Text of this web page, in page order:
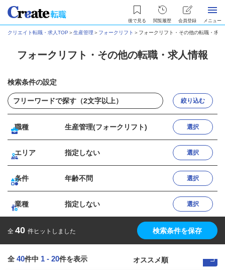
後で見る 閲覧履歴 会員登録 メニュー
クリエイト転職・求人TOP ＞生産管理 ＞ フォークリフト ＞ フォークリフト・その他の転職・求人
フォークリフト・その他の転職・求人情報
検索条件の設定
絞り込む
職種 生産管理(フォークリフト) 選択
エリア 指定しない 選択
条件 年齢不問 選択
業種 指定しない 選択
全 40 件ヒットしました 検索条件を保存
全 40件中 1 - 20件を表示